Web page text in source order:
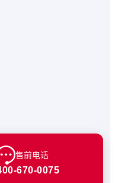
售前电话
670-0075